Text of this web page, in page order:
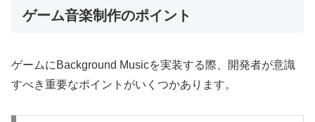
ゲーム音楽制作のポイント
ゲームにBackground Musicを実装する際、開発者が意識
すべき重要なポイントがいくつかあります。